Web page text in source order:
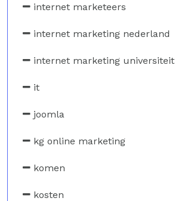
internet marketeers
internet marketing nederland
internet marketing universiteit
it
joomla
kg online marketing
komen
kosten